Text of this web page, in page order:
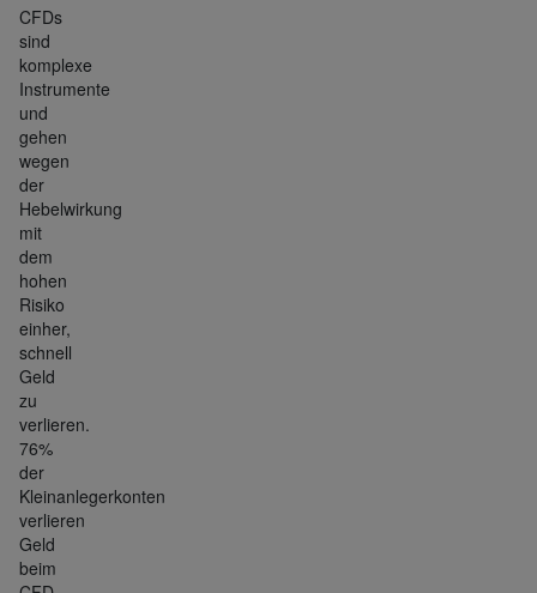
CFDs
sind
komplexe
Instrumente
und
gehen
wegen
der
Hebelwirkung
mit
dem
hohen
Risiko
einher,
schnell
Geld
zu
verlieren.
76%
der
Kleinanlegerkonten
verlieren
Geld
beim